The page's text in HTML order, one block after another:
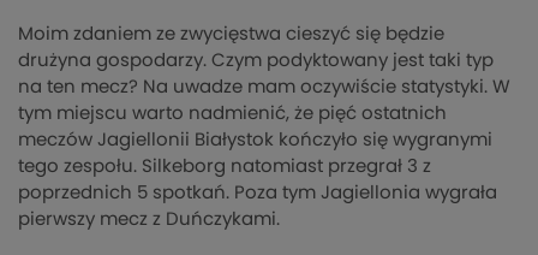
Moim zdaniem ze zwycięstwa cieszyć się będzie
drużyna gospodarzy. Czym podyktowany jest taki typ
na ten mecz? Na uwadze mam oczywiście statystyki. W
tym miejscu warto nadmienić, że pięć ostatnich
meczów Jagiellonii Białystok kończyło się wygranymi
tego zespołu. Silkeborg natomiast przegrał 3 z
poprzednich 5 spotkań. Poza tym Jagiellonia wygrała
pierwszy mecz z Duńczykami.